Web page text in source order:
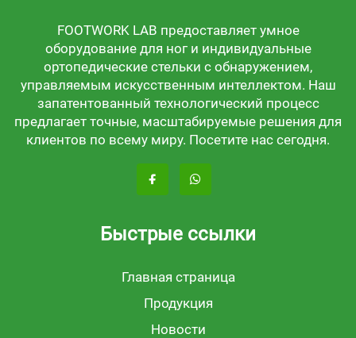
FOOTWORK LAB предоставляет умное
оборудование для ног и индивидуальные
ортопедические стельки с обнаружением,
управляемым искусственным интеллектом. Наш
запатентованный технологический процесс
предлагает точные, масштабируемые решения для
клиентов по всему миру. Посетите нас сегодня.
Быстрые ссылки
Главная страница
Продукция
Новости